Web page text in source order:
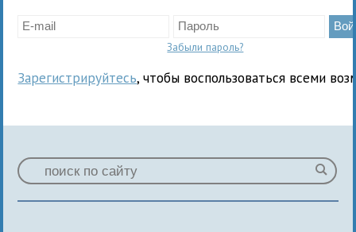
Забыли пароль?
Зарегистрируйтесь, чтобы воспользоваться всеми